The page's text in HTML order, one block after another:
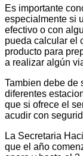
Es importante
especialmente si
efectivo o con
pueda calcular el
producto para
a realizar algún
Tambien debe de
diferentes
que si ofrece el
acudir con
La Secretaria
que el año